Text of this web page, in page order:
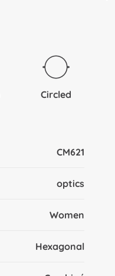
Circled
CM621
optics
Women
Hexagonal